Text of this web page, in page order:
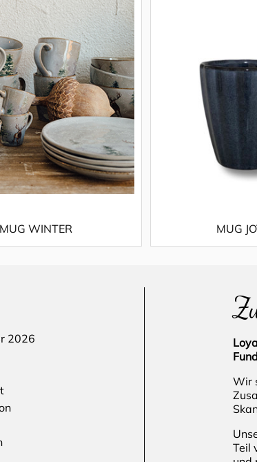
MUG WINTER MUG
2026
Wir
Teil